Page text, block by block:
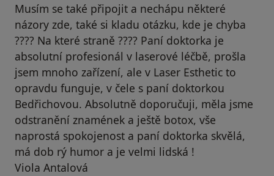
Musím se také připojit a nechápu některé
názory zde, také si kladu otázku, kde je chyba
???? Na které straně ???? Paní doktorka je
absolutní profesionál v laserové léčbě, prošla
jsem mnoho zařízení, ale v Laser Esthetic to
opravdu funguje, v čele s paní doktorkou
Bedřichovou. Absolutně doporučuji, měla jsme
odstranění znamének a ještě botox, vše
naprostá spokojenost a paní doktorka skvělá,
má dob rý humor a je velmi lidská !
Viola Antalová